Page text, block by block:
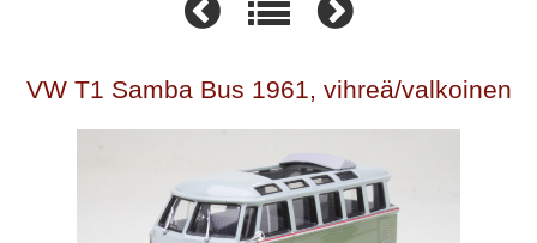
VW T1 Samba Bus 1961, vihreä/valkoinen